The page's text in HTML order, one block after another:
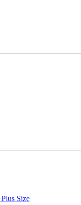
Plus Size